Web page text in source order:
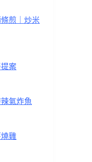
煎｜炒米
案
氣炸魚
雞